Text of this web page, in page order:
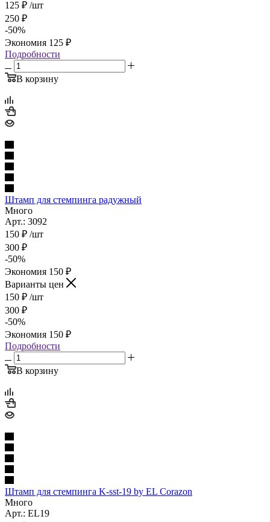
125 ₽ /шт
250 ₽
-50%
Экономия 125 ₽
Подробности
В корзину
Штамп для стемпинга радужный
Много
Арт.: 3092
150 ₽ /шт
300 ₽
-50%
Экономия 150 ₽
Варианты цен
150 ₽ /шт
300 ₽
-50%
Экономия 150 ₽
Подробности
В корзину
Штамп для стемпинга K-sst-19 by EL Corazon
Много
Арт.: EL19